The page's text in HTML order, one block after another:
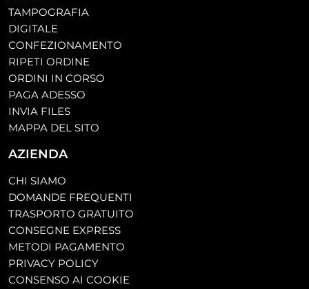
TAMPOGRAFIA
DIGITALE
CONFEZIONAMENTO
RIPETI ORDINE
ORDINI IN CORSO
PAGA ADESSO
INVIA FILES
MAPPA DEL SITO
AZIENDA
CHI SIAMO
DOMANDE FREQUENTI
TRASPORTO GRATUITO
CONSEGNE EXPRESS
METODI PAGAMENTO
PRIVACY POLICY
CONSENSO AI COOKIE